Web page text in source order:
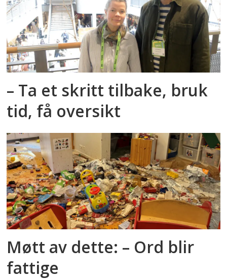
– Ta et skritt tilbake, bruk
tid, få oversikt
Møtt av dette: – Ord blir
fattige